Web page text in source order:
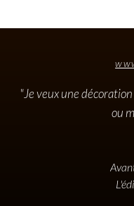
"Je veux une
ou